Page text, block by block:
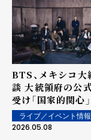
BTS、メキシコ大
談 大統領府の公
受け「国家的関心
ライブ／イベント情報
2026.05.08